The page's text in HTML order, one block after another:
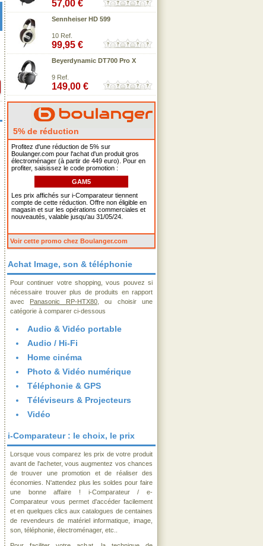
57,00 €
Sennheiser HD 599
10 Ref.
99,95 €
Beyerdynamic DT700 Pro X
9 Ref.
149,00 €
5% de réduction
Profitez d'une réduction de 5% sur
Boulanger.com pour l'achat d'un produit gros
électroménager (à partir de 449 euro). Pour en
profiter, saisissez le code promotion :
GAM5
Les prix affichés sur i-Comparateur tiennent
compte de cette réduction. Offre non éligible en
magasin et sur les opérations commerciales et
nouveautés, valable jusqu'au 31/05/24.
Voir cette promo chez Boulanger.com
Achat Image, son & téléphonie
Pour continuer votre shopping, vous pouvez si
nécessaire trouver plus de produits en rapport
avec Panasonic RP-HTX80, ou choisir une
catégorie à comparer ci-dessous
Audio & Vidéo portable
Audio / Hi-Fi
Home cinéma
Photo & Vidéo numérique
Téléphonie & GPS
Téléviseurs & Projecteurs
Vidéo
i-Comparateur : le choix, le prix
Lorsque vous comparez les prix de votre produit
avant de l'acheter, vous augmentez vos chances
de trouver une promotion et de réaliser des
économies. N'attendez plus les soldes pour faire
une bonne affaire ! i-Comparateur / e-
Comparateur vous permet d'accéder facilement
et en quelques clics aux catalogues de centaines
de revendeurs de matériel informatique, image,
son, téléphonie, électroménager, etc..